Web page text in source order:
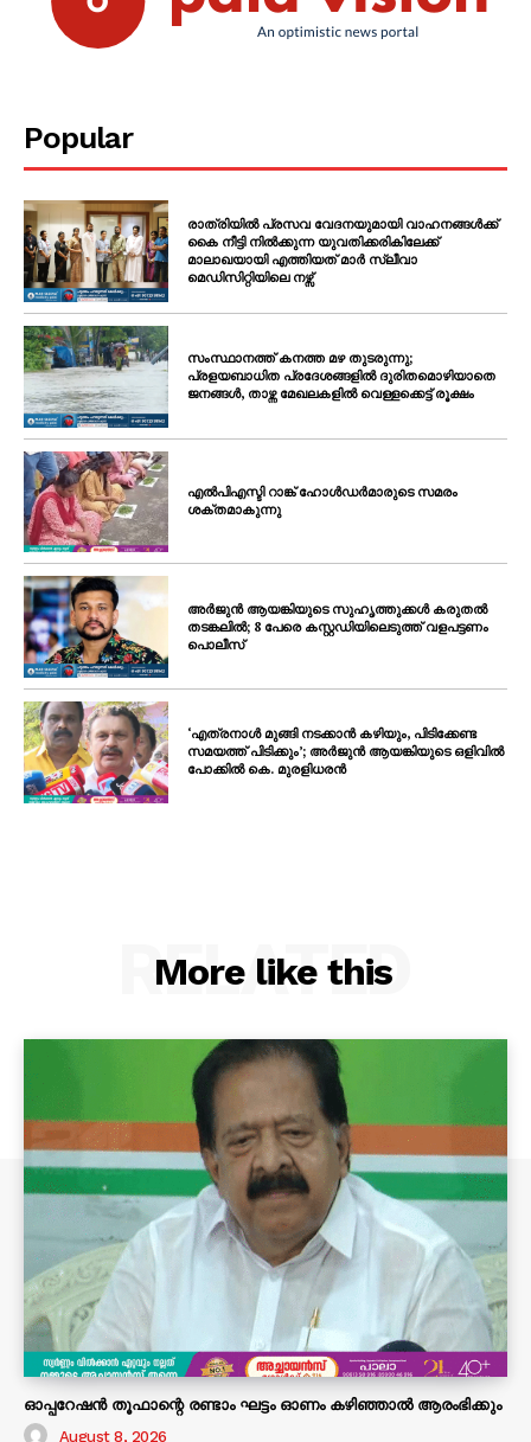
Popular
രാത്രിയിൽ പ്രസവ വേദനയുമായി വാഹനങ്ങൾക്ക്
കൈ നീട്ടി നിൽക്കുന്ന യുവതിക്കരികിലേക്ക്
മാലാഖയായി എത്തിയത് മാർ സ്ലീവാ
മെഡിസിറ്റിയിലെ നഴ്സ്
സംസ്ഥാനത്ത് കനത്ത മഴ തുടരുന്നു;
പ്രളയബാധിത പ്രദേശങ്ങളിൽ ദുരിതമൊഴിയാതെ
ജനങ്ങൾ, താഴ്ന്ന മേഖലകളിൽ വെള്ളക്കെട്ട് രൂക്ഷം
എൽപിഎസ്ടി റാങ്ക് ഹോൾഡർമാരുടെ സമരം
ശക്തമാകുന്നു
അർജുൻ ആയങ്കിയുടെ സുഹൃത്തുക്കൾ കരുതൽ
തടങ്കലിൽ; 8 പേരെ കസ്റ്റഡിയിലെടുത്ത് വളപട്ടണം
പൊലീസ്
‘എത്രനാൾ മുങ്ങി നടക്കാൻ കഴിയും, പിടിക്കേണ്ട
സമയത്ത് പിടിക്കും’; അർജുൻ ആയങ്കിയുടെ ഒളിവിൽ
പോക്കിൽ കെ. മുരളിധരൻ
More like this
RELATED
ഓപ്പറേഷൻ തൂഫാന്റെ രണ്ടാം ഘട്ടം ഓണം കഴിഞ്ഞാൽ ആരംഭിക്കും
August 8, 2026